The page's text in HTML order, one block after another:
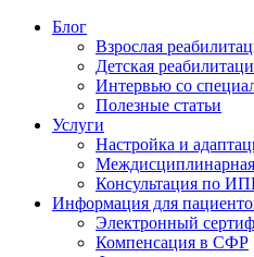
Блог
Взрослая
Детская
Интервью со
Полезные статьи
Услуги
Настройка и
Консультация по
Информация для
Электронный
Компенсация в СФР